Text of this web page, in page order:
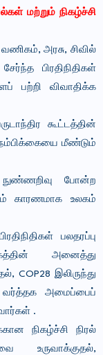
மற்றும் நிகழ்ச்சி
அரசு, சிவில்
பிரதிநிதிகள்
பற்றி விவாதிக்க
கூட்டத்தின்
நம்பிக்கையை மீண்டும்
நுண்ணறிவு போன்ற
காரணமாக உலகம்
பலதரப்பு
அனைத்து
COP28 இலிருந்து
வர்த்தக அமைப்பைப்
.
நிகழ்ச்சி நிரல்
உருவாக்குதல்,